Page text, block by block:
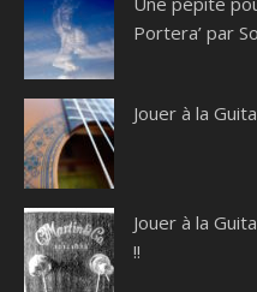
Portera’ par
Jouer à la
Jouer à la
!!